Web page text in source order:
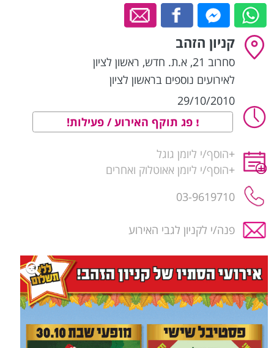
קניון הזהב
סחרוב 21, א.ת. חדש , ראשון לציון
לאירועים נוספים בראשון לציון
29/10/2010
פג תוקף האירוע / פעילות!
+הוסף/י ליומן גוגל
+הוסף/י ליומן אאוטלוק ואחרים
03-9619710
פנה/י לקניון לגבי האירוע